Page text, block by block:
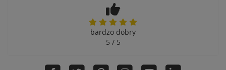
bardzo dobry
5 / 5